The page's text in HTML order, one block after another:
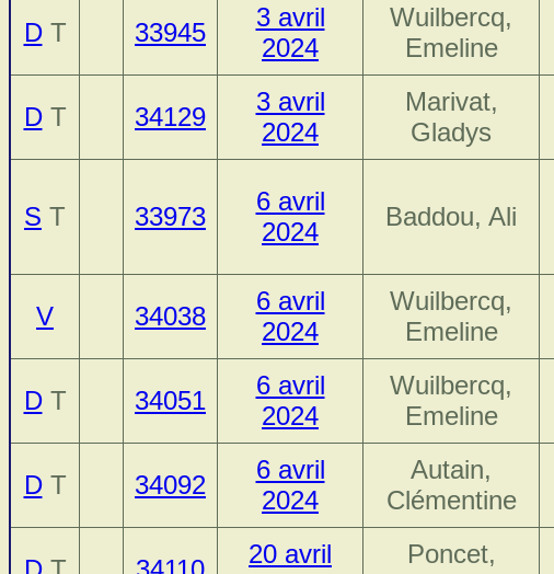
DT 33945
3 avril
2024
Wuilbercq,
Emeline
DT 34129
3 avril
2024
Marivat,
Gladys
S T 33973
6 avril
2024
Baddou, Ali
V 34038
6 avril
2024
Wuilbercq,
Emeline
DT 34051
6 avril
2024
Wuilbercq,
Emeline
DT 34092
6 avril
2024
Autain,
Clémentine
20 avril
Poncet,